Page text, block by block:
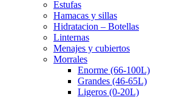
Estufas
Hamacas y sillas
Hidratacion – Botellas
Linternas
Menajes y cubiertos
Morrales
Enorme (66-100L)
Grandes (46-65L)
Ligeros (0-20L)